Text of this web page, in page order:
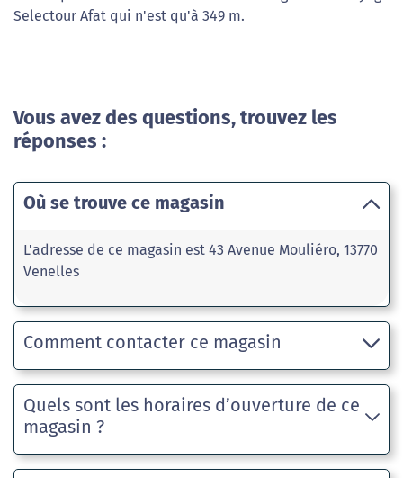
Selectour Afat qui n'est qu'à 349 m.
Vous avez des questions, trouvez les
réponses :
Où se trouve ce magasin
L'adresse de ce magasin est 43 Avenue Mouliéro, 13770
Venelles
Comment contacter ce magasin
Quels sont les horaires d’ouverture de ce
magasin ?